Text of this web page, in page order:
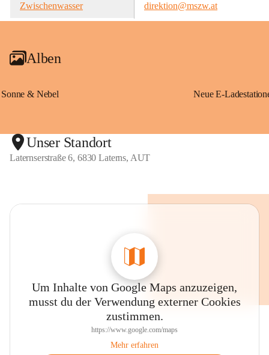
Zwischenwasser
direktion@mszw.at
Alben
Sonne & Nebel
Unser Standort
Laternserstraße 6, 6830 Laterns, AUT
Um Inhalte von Google Maps anzuzeigen,
musst du der Verwendung externer Cookies
zustimmen.
https://www.google.com/maps
Mehr erfahren